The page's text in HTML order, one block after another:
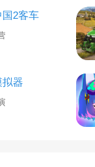
2客车
器